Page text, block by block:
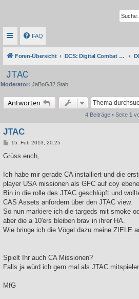
FAQ
Foren-Übersicht DCS: Digital Combat Simulator Series
JTAC
Moderator: JaBoG32 Stab
Antworten
4 Beiträge • Seite 1
JTAC
B
i
a
15. Feb 2013, 20:25
Grüss euch,
Ich habe mir gerade CA installiert und die
player USA missionen als GFC auf coy
Bin in die rolle des JTAC geschlüpft und
CAS Assets anfordern über den JTAC view.
So nun markiere ich die targeds mit smoke
aber die a 10'ers bleiben brav in ihrer HA.
Wie bringe ich die Vögel dazu meine ZIELE
Spielt Ihr auch CA Missionen?
Falls ja würd ich gern mal als JTAC
MfG